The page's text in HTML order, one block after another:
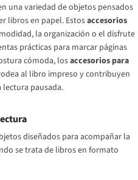
una variedad de objetos pensados
libros en papel. Estosaccesorios
la organización o el disfrute
prácticas para marcar páginas
cómoda, losaccesorios para
al libro impreso y contribuyen
pausada.
diseñados para acompañar la
se trata de libros en formato